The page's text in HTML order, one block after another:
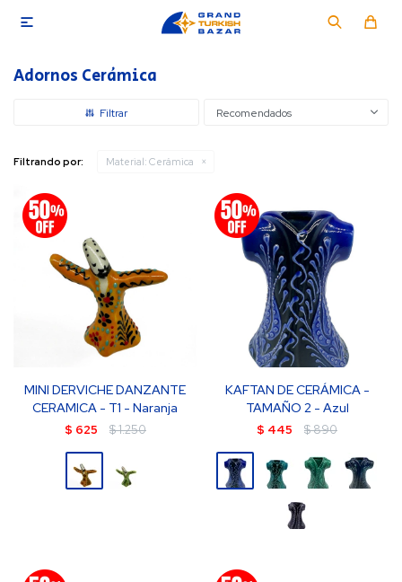

Adornos Cerámica
Recomendados
Filtrando por: Material: Cerámica
MINI DERVICHE DANZANTE
CERAMICA - T1 - Naranja
$ 625 $1.250
KAFTAN DE CERÁMICA -
TAMAÑO 2 - Azul
$ 445 $890